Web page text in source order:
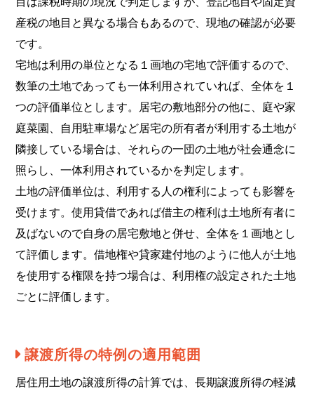
産税の地目と異なる場合もあるので、現地の確認が必要
です。
宅地は利用の単位となる１画地の宅地で評価するので、
数筆の土地であっても一体利用されていれば、全体を１
つの評価単位とします。居宅の敷地部分の他に、庭や家
庭菜園、自用駐車場など居宅の所有者が利用する土地が
隣接している場合は、それらの一団の土地が社会通念に
照らし、一体利用されているかを判定します。
土地の評価単位は、利用する人の権利によっても影響を
受けます。使用貸借であれば借主の権利は土地所有者に
及ばないので自身の居宅敷地と併せ、全体を１画地とし
て評価します。借地権や貸家建付地のように他人が土地
を使用する権限を持つ場合は、利用権の設定された土地
ごとに評価します。
譲渡所得の特例の適用範囲
居住用土地の譲渡所得の計算では、長期譲渡所得の軽減